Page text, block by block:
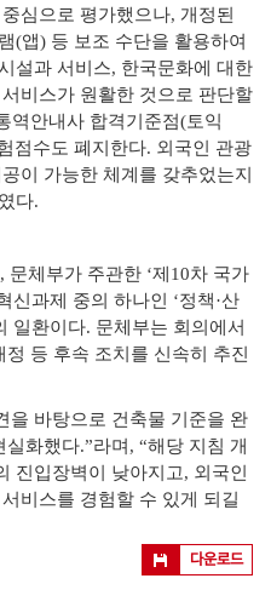
심으로 평가했으나, 개정된
(앱) 등 보조 수단을 활용하여
설과 서비스, 한국문화에 대한
비스가 원활한 것으로 판단할
역안내사 합격기 준점(토익
점수도 폐지한다. 외국인 관광
이 가능한 체계를 갖추었는지
다.
문체부가 주관한 ‘제10차 국가
신과제 중의 하나인 ‘정책·산
일환이다. 문체부는 회의에서
등 후속 조치를 신속히 추진
을 바탕으로 건축물 기준을 완
화했다.”라며, “해당 지침 개
진입장벽이 낮아지고, 외국인
비스를 경험할 수 있게 되길
다운로드